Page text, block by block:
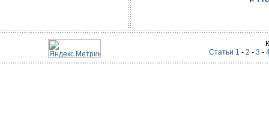
Статьи 1 - 2 - 3 -